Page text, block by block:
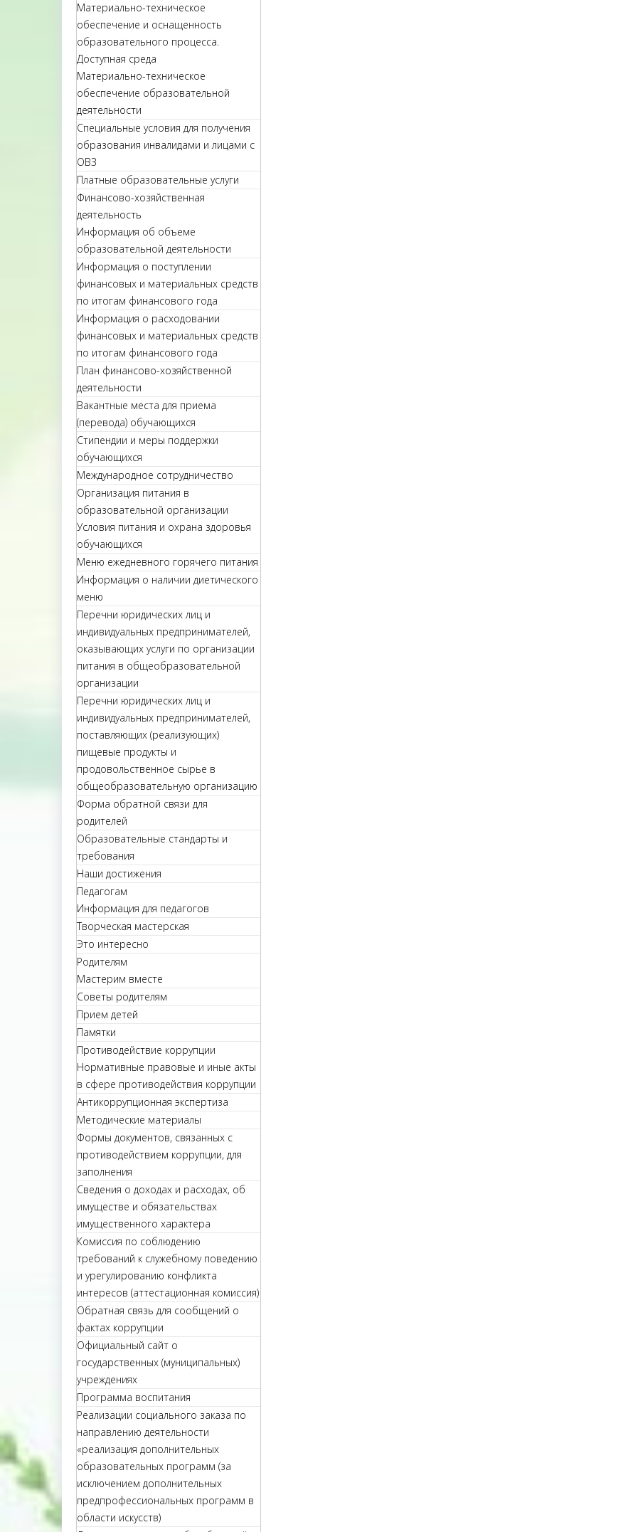
Материально-техническое
обеспечение и оснащенность
образовательного процесса.
Доступная среда
Материально-техническое
обеспечение образовательной
деятельности
Специальные условия для получения
образования инвалидами и лицами с
ОВЗ
Платные образовательные услуги
Финансово-хозяйственная
деятельность
Информация об объеме
образовательной деятельности
Информация о поступлении
финансовых и материальных средств
по итогам финансового года
Информация о расходовании
финансовых и материальных средств
по итогам финансового года
План финансово-хозяйственной
деятельности
Вакантные места для приема
(перевода) обучающихся
Стипендии и меры поддержки
обучающихся
Международное сотрудничество
Организация питания в
образовательной организации
Условия питания и охрана здоровья
обучающихся
Меню ежедневного горячего питания
Информация о наличии диетического
меню
Перечни юридических лиц и
индивидуальных предпринимателей,
оказывающих услуги по организации
питания в общеобразовательной
организации
Перечни юридических лиц и
индивидуальных предпринимателей,
поставляющих (реализующих)
пищевые продукты и
продовольственное сырье в
общеобразовательную организацию
Форма обратной связи для
родителей
Образовательные стандарты и
требования
Наши достижения
Педагогам
Информация для педагогов
Творческая мастерская
Это интересно
Родителям
Мастерим вместе
Советы родителям
Прием детей
Памятки
Противодействие коррупции
Нормативные правовые и иные акты
в сфере противодействия коррупции
Антикоррупционная экспертиза
Методические материалы
Формы документов, связанных с
противодействием коррупции, для
заполнения
Сведения о доходах и расходах, об
имуществе и обязательствах
имущественного характера
Комиссия по соблюдению
требований к служебному поведению
и урегулированию конфликта
интересов (аттестационная комиссия)
Обратная связь для сообщений о
фактах коррупции
Официальный сайт о
государственных (муниципальных)
учреждениях
Программа воспитания
Реализации социального заказа по
направлению деятельности
«реализация дополнительных
образовательных программ (за
исключением дополнительных
предпрофессиональных программ в
области искусств)